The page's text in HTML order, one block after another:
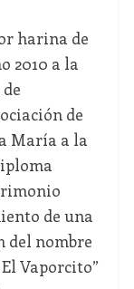
harina de
2010 a la
de
María a la
de una
nombre
Vaporcito”